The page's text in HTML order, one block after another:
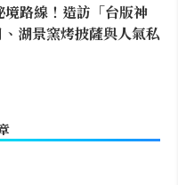
路線！造訪「台版神
湖景窯烤披薩與人氣私